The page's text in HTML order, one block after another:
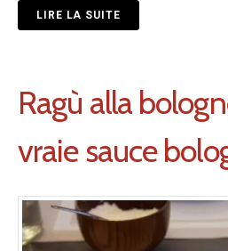
LIRE LA SUITE
Ragù alla
vraie sauce